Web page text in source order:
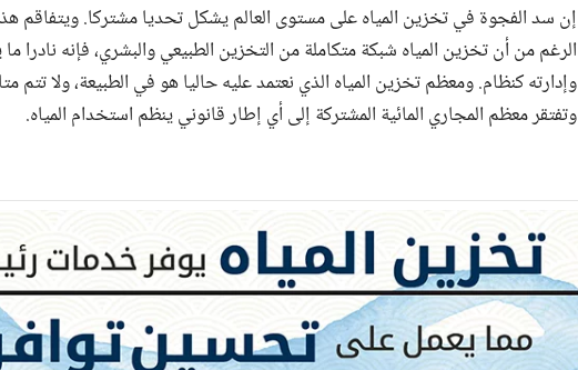
إن سد الفجوة في تخزين المياه على مستوى العالم يشكل تحديا مشتركا. ويتفاقم
الرغم من أن تخزين المياه شبكة متكاملة من التخزين الطبيعي والبشري، فإنه نادرا
وإدارته كنظام. ومعظم تخزين المياه الذي نعتمد عليه حاليا هو في الطبيعة، ولا تتم
وتفتقر معظم المجاري المائية المشتركة إلى أي إطار قانوني ينظم استخدام المياه.